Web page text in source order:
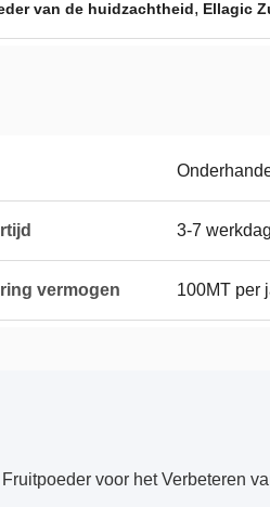
van de huidzachtheid, Ellagic
3-7
vermogen 100MT per
voor het Verbeteren